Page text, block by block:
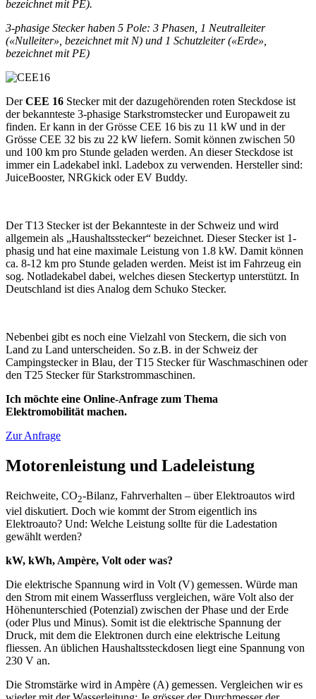
bezeichnet mit PE).
3-phasige Stecker haben 5 Pole: 3 Phasen, 1 Neutralleiter
(«Nulleiter», bezeichnet mit N) und 1 Schutzleiter («Erde»,
bezeichnet mit PE)
DerCEE 16 Stecker mit der dazugehörenden roten Steckdose ist
der bekannteste 3-phasige Starkstromstecker und Europaweit zu
finden. Er kann in der Grösse CEE 16 bis zu 11 kW und in der
Grösse CEE 32 bis zu 22 kW liefern. Somit können zwischen 50
und 100 km pro Stunde geladen werden. An dieser Steckdose ist
immer ein Ladekabel inkl. Ladebox zu verwenden. Hersteller sind:
JuiceBooster, NRGkick oder EV Buddy.
Der T13 Stecker ist der Bekannteste in der Schweiz und wird
allgemein als „Haushaltsstecker“ bezeichnet. Dieser Stecker ist 1-
phasig und hat eine maximale Leistung von 1.8 kW. Damit können
ca. 8-12 km pro Stunde geladen werden. Meist ist im Fahrzeug ein
sog. Notladekabel dabei, welches diesen Steckertyp unterstützt. In
Deutschland ist dies Analog dem Schuko Stecker.
Nebenbei gibt es noch eine Vielzahl von Steckern, die sich von
Land zu Land unterscheiden. So z.B. in der Schweiz der
Campingstecker in Blau, der T15 Stecker für Waschmaschinen oder
den T25 Stecker für Starkstrommaschinen.
Ich möchte eine Online-Anfrage zum Thema
Elektromobilität machen.
Zur Anfrage
Motorenleistung und Ladeleistung
Reichweite, CO2-Bilanz, Fahrverhalten – über Elektroautos wird
viel diskutiert. Doch wie kommt der Strom eigentlich ins
Elektroauto? Und: Welche Leistung sollte für die Ladestation
gewählt werden?
kW, kWh, Ampère, Volt oder was?
Die elektrische Spannung wird in Volt (V) gemessen. Würde man
den Strom mit einem Wasserfluss vergleichen, wäre Volt also der
Höhenunterschied (Potenzial) zwischen der Phase und der Erde
(oder Plus und Minus). Somit ist die elektrische Spannung der
Druck, mit dem die Elektronen durch eine elektrische Leitung
fliessen. An üblichen Haushaltssteckdosen liegt eine Spannung von
230 V an.
Die Stromstärke wird in Ampère (A) gemessen. Vergleichen wir es